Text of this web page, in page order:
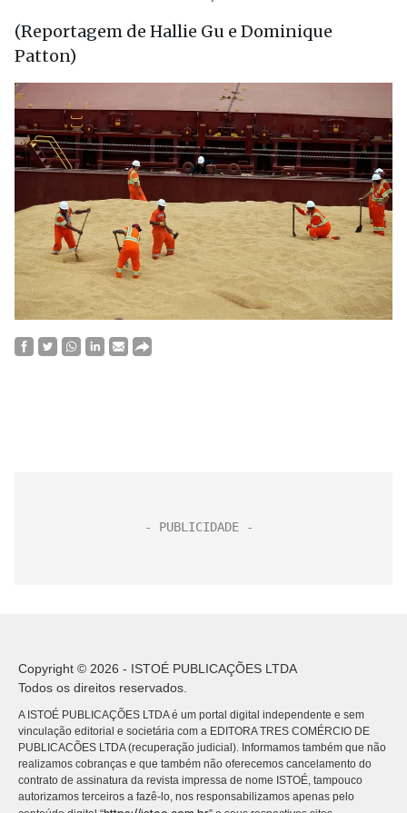
(Reportagem de Hallie Gu e Dominique
Patton)
Copyright © 2026 - ISTOÉ PUBLICAÇÕES LTDA
Todos os direitos reservados.
A ISTOÉ PUBLICAÇÕES LTDA é um portal digital independente e sem
vinculação editorial e societária com a EDITORA TRES COMÉRCIO DE
PUBLICACÕES LTDA (recuperação judicial). Informamos também que não
realizamos cobranças e que também não oferecemos cancelamento do
contrato de assinatura da revista impressa de nome ISTOÉ, tampouco
autorizamos terceiros a fazê-lo, nos responsabilizamos apenas pelo